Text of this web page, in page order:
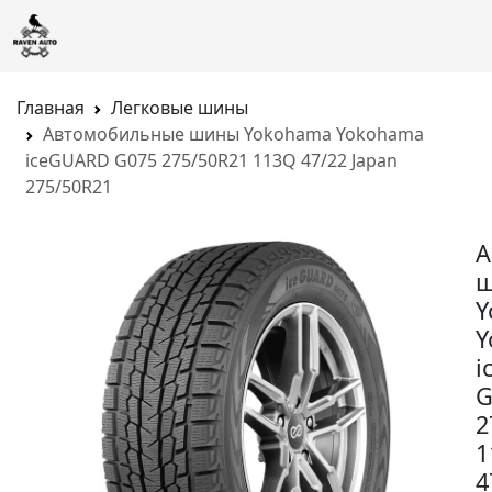
Главная
Легковые шины
Автомобильные шины Yokohama Yokohama
iceGUARD G075 275/50R21 113Q 47/22 Japan
275/50R21